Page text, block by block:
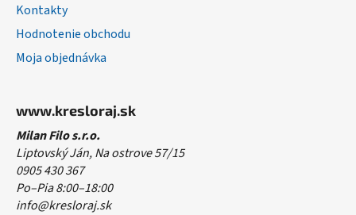
Kontakty
Hodnotenie obchodu
Moja objednávka
www.kresloraj.sk
Milan Filo s.r.o.
Liptovský Ján, Na ostrove 57/15
0905 430 367
Po–Pia 8:00–18:00
info@kresloraj.sk